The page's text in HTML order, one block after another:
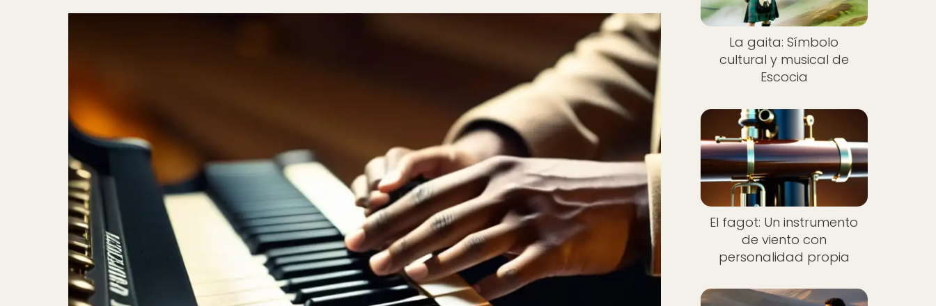
La gaita: Símbolo
cultural y musical de
Escocia
El fagot: Un instrumento
de viento con
personalidad propia